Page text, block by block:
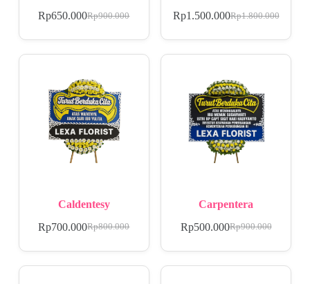
Rp900.000
Rp650.000 Rp1.800.000
Rp1.500.000
Caldentesy
Rp800.000
Rp700.000
Carpentera
Rp900.000
Rp500.000